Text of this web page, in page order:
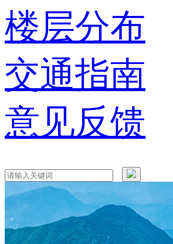
楼层分布
交通指南
意见反馈